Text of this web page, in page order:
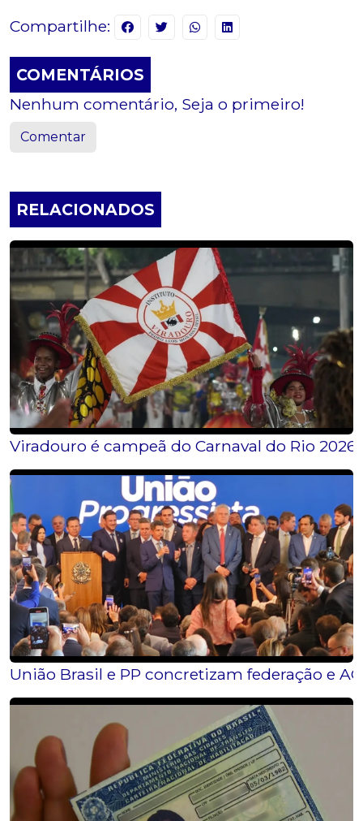
Compartilhe:
COMENTÁRIOS
Nenhum comentário, Seja o primeiro!
Comentar
RELACIONADOS
Viradouro é campeã do Carnaval do Rio
União Brasil e PP concretizam federação e